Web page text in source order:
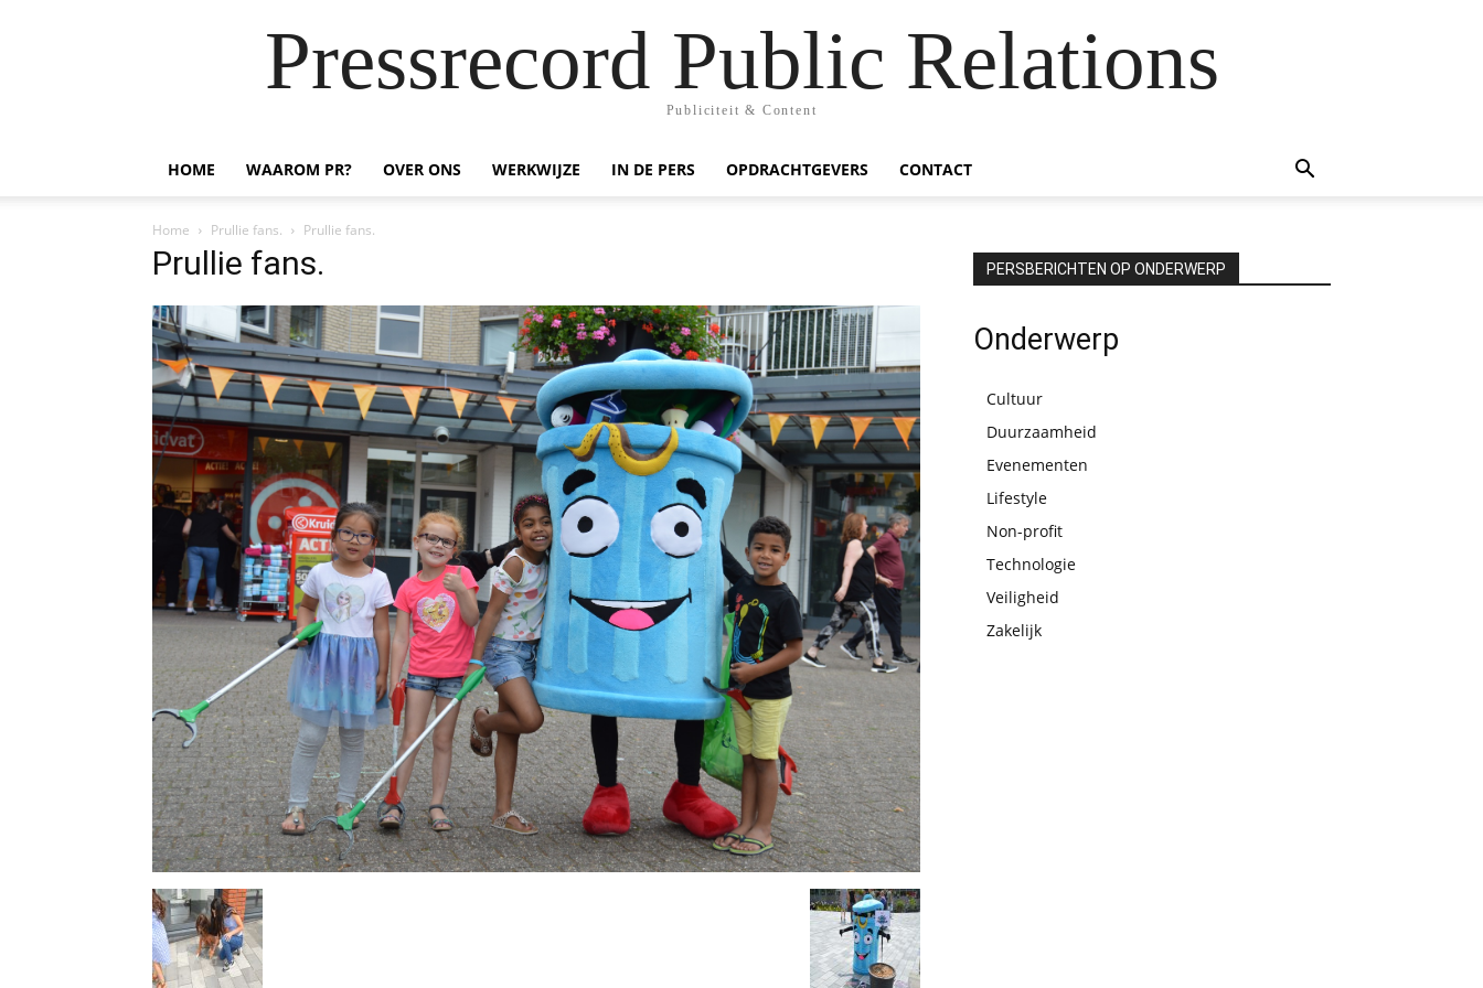
Pressrecord Public Relations
Publiciteit & Content
HOME WAAROM PR? OVER ONS WERKWIJZE IN DE PERS OPDRACHTGEVERS CONTACT
Home Prullie fans. Prullie fans.
Prullie fans. PERSBERICHTEN OP ONDERWERP
Onderwerp
Cultuur
Duurzaamheid
Evenementen
Lifestyle
Non-profit
Technologie
Veiligheid
Zakelijk